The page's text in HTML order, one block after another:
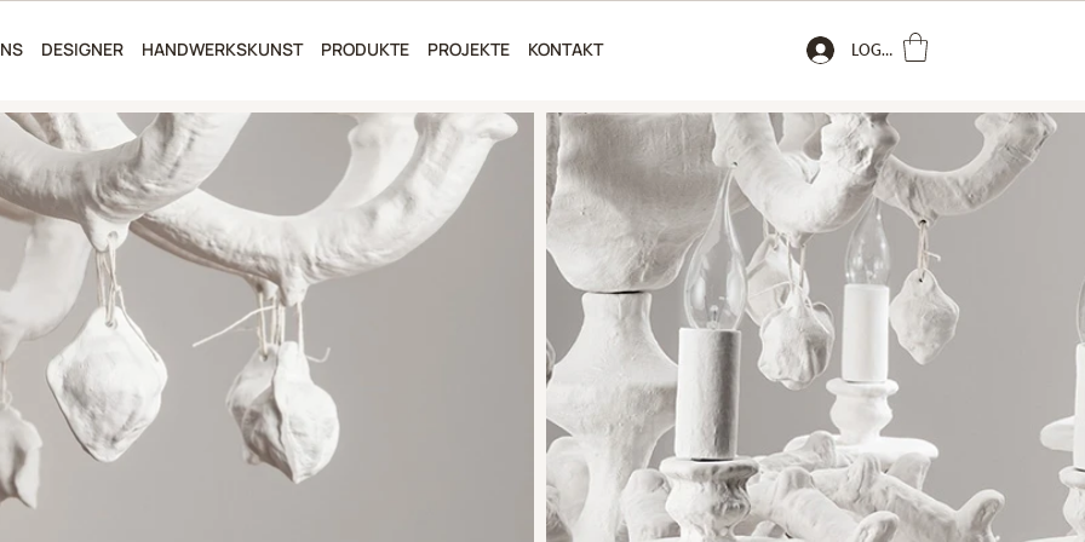
DESIGNER HANDWERKSKUNST PRODUKTE PROJEKTE KONTAKT LOGIN